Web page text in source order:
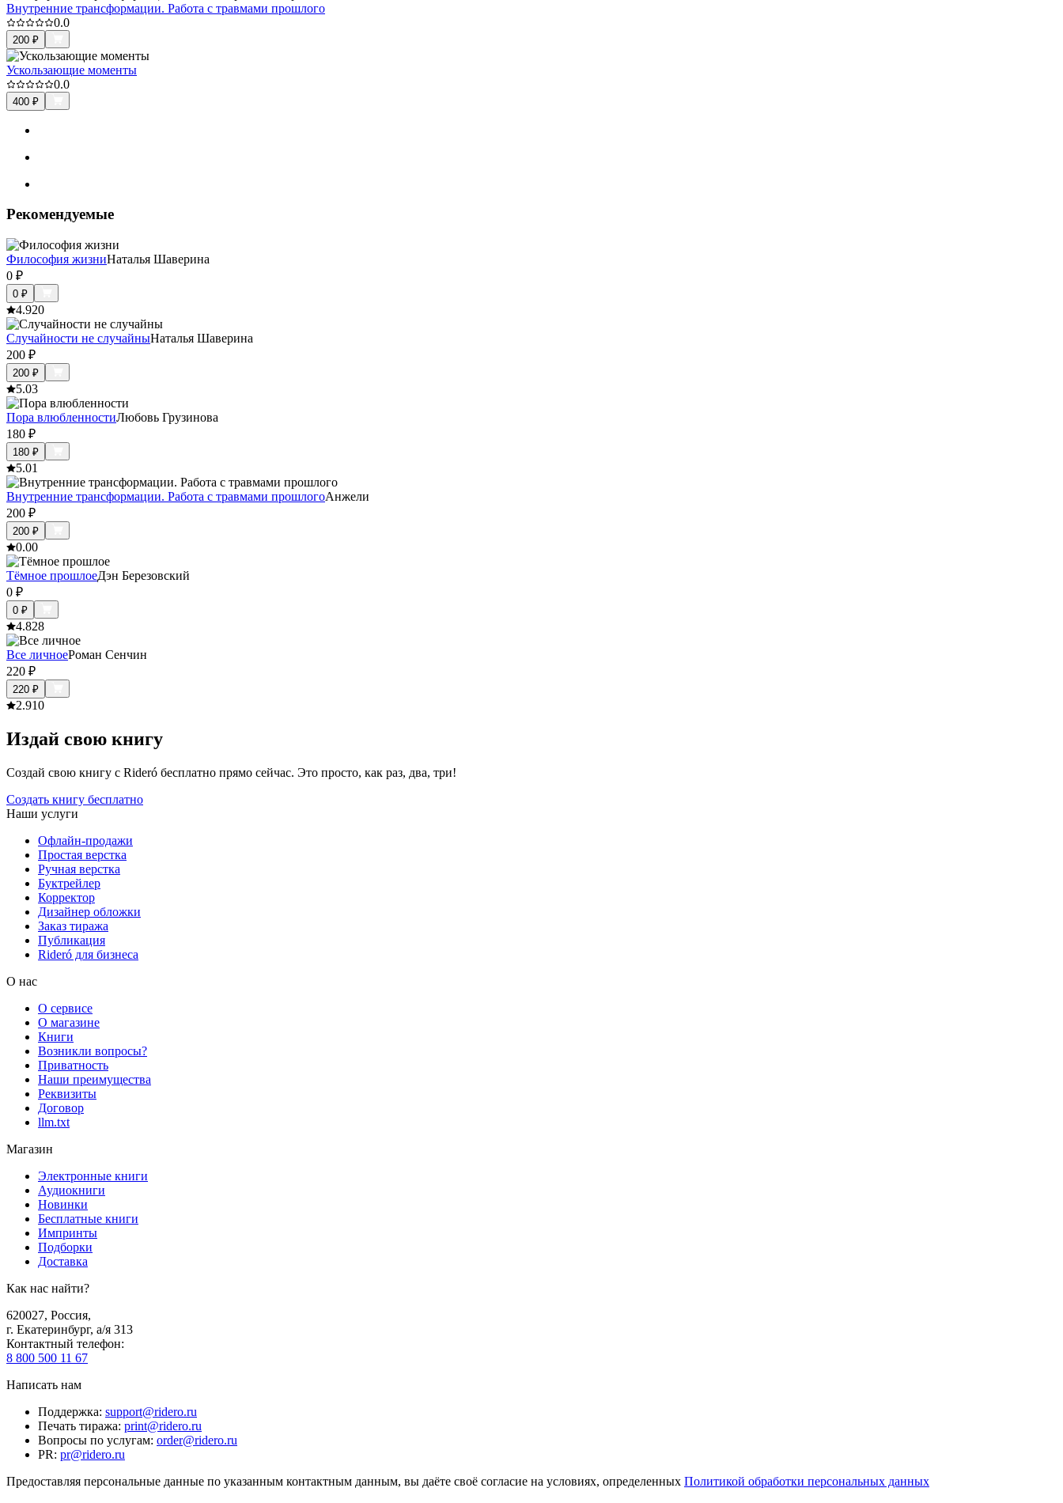
Внутренние трансформации. ​Работа с травмами прошлого
0.0
200 ₽
Ускользающие моменты
0.0
400 ₽
Рекомендуемые
Философия жизниНаталья Шаверина
0 ₽
0 ₽
4.920
Случайности не случайныНаталья Шаверина
200 ₽
200 ₽
5.03
Пора влюбленностиЛюбовь Грузинова
180 ₽
180 ₽
5.01
Внутренние трансформации. ​Работа с травмами прошлогоАнжели
200 ₽
200 ₽
0.00
Тёмное прошлоеДэн Березовский
0 ₽
0 ₽
4.828
Все личноеРоман Сенчин
220 ₽
220 ₽
2.910
Издай свою книгу
Создай свою книгу с Rideró бесплатно прямо сейчас. Это просто, как раз, два, три!
Создать книгу бесплатно
Наши услуги
Офлайн-продажи
Простая верстка
Ручная верстка
Буктрейлер
Корректор
Дизайнер обложки
Заказ тиража
Публикация
Rideró для бизнеса
О нас
О сервисе
О магазине
Книги
Возникли вопросы?
Приватность
Наши преимущества
Реквизиты
Договор
llm.txt
Магазин
Электронные книги
Аудиокниги
Новинки
Бесплатные книги
Импринты
Подборки
Доставка
Как нас найти?
620027, Россия,
г. Екатеринбург, а/я 313
Контактный телефон:
8 800 500 11 67
Написать нам
Поддержка: support@ridero.ru
Печать тиража: print@ridero.ru
Вопросы по услугам: order@ridero.ru
PR: pr@ridero.ru
Предоставляя персональные данные по указанным контактным данным, вы даёте своё согласие на условиях, определенных Политикой обработки персональных данных